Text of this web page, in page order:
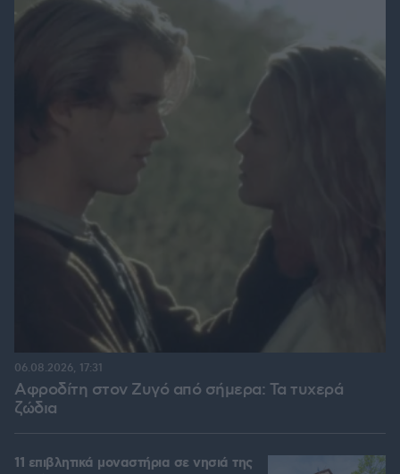
Αφροδίτη στον Ζυγό από σήμερα: Τα τυχερά
ζώδια
06.08.2026, 17:31
11 επιβλητικά μοναστήρια σε νησιά της